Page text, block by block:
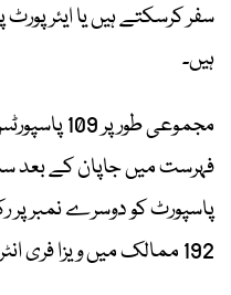
سفر کرسکتے ہیں یا
ہیں۔
مجموعی
فہرست میں جاپان کے بعد
پاسپورٹ کو دوسرے نمبر پر
192 ممالک میں ویزا فری انٹری حاصل کرسکتے ہیں۔